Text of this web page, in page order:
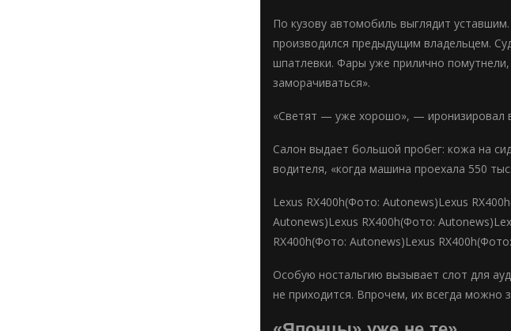
По кузову автомобиль выглядит
производился предыдущим владельцем.
шпатлевки. Фары уже прилично
заморачиваться».
«Светят — уже хорошо», — иронизировал
Салон выдает большой пробег: кожа на
водителя, «когда машина проехала 550
Lexus RX400h(Фото: Autonews)Lexus
Autonews)Lexus RX400h(Фото:
RX400h(Фото: Autonews)Lexus
Особую ностальгию вызывает слот для
не приходится. Впрочем, их всегда можно